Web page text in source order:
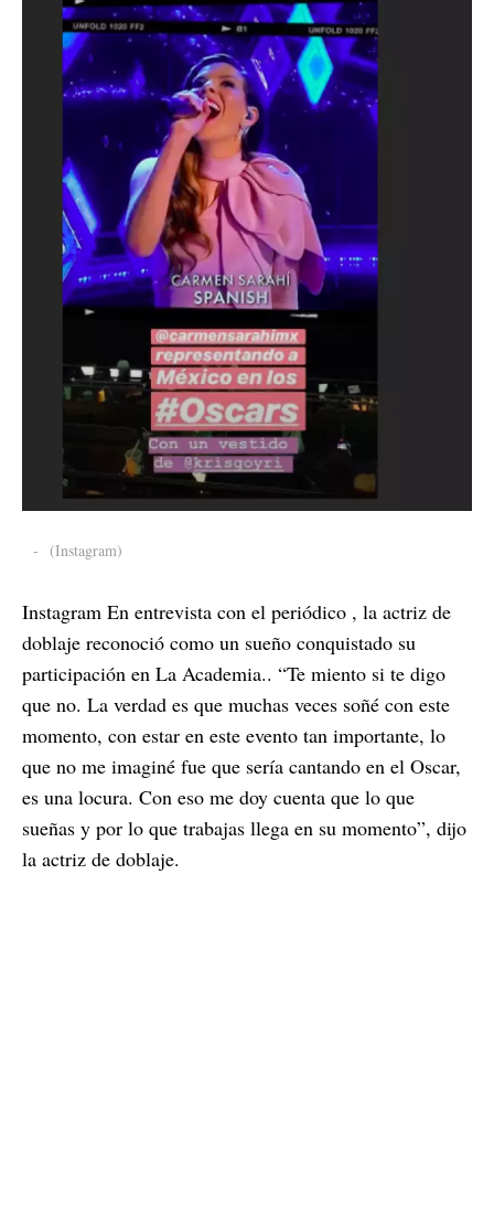
- (Instagram)
Instagram En entrevista con el periódico , la actriz de
doblaje reconoció como un sueño conquistado su
participación en La Academia.. “Te miento si te digo
que no. La verdad es que muchas veces soñé con este
momento, con estar en este evento tan importante, lo
que no me imaginé fue que sería cantando en el Oscar,
es una locura. Con eso me doy cuenta que lo que
sueñas y por lo que trabajas llega en su momento”, dijo
la actriz de doblaje.